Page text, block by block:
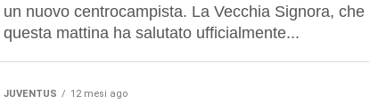
un nuovo centrocampista. La Vecchia Signora, che
questa mattina ha salutato ufficialmente...
JUVENTUS 12 mesi ago